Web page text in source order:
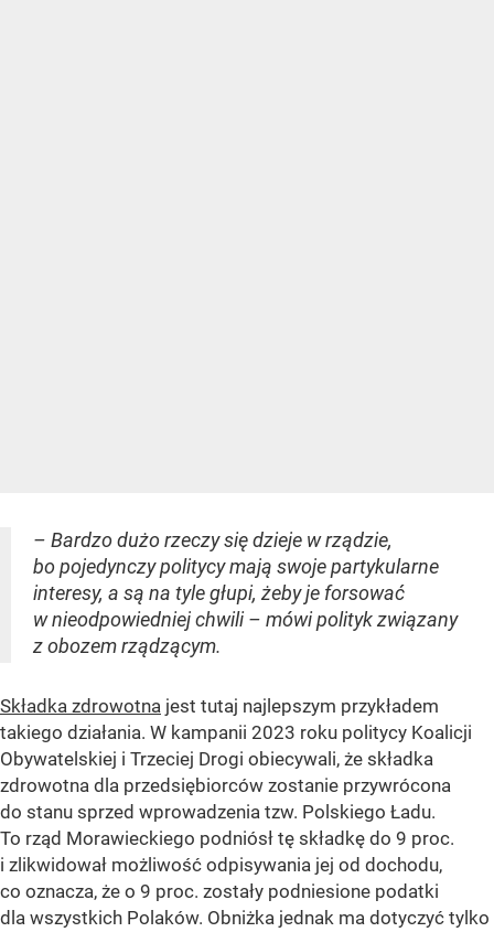
– Bardzo dużo rzeczy się dzieje w rządzie,
bo pojedynczy politycy mają swoje partykularne
interesy, a są na tyle głupi, żeby je forsować
w nieodpowiedniej chwili – mówi polityk związany
z obozem rządzącym.
Składka zdrowotna jest tutaj najlepszym przykładem
takiego działania. W kampanii 2023 roku politycy Koalicji
Obywatelskiej i Trzeciej Drogi obiecywali, że składka
zdrowotna dla przedsiębiorców zostanie przywrócona
do stanu sprzed wprowadzenia tzw. Polskiego Ładu.
To rząd Morawieckiego podniósł tę składkę do 9 proc.
i zlikwidował możliwość odpisywania jej od dochodu,
co oznacza, że o 9 proc. zostały podniesione podatki
dla wszystkich Polaków. Obniżka jednak ma dotyczyć tylko